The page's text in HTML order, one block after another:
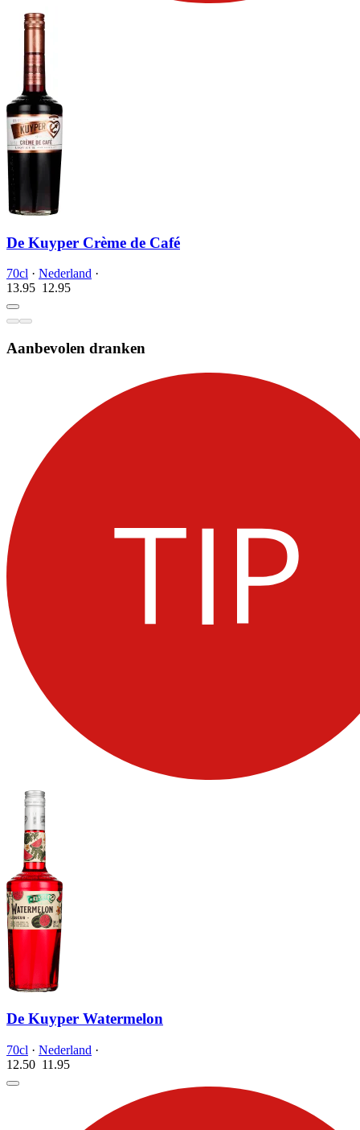
De Kuyper Crème de Café
70cl · Nederland ·
13.95 12.95
Aanbevolen dranken
De Kuyper Watermelon
70cl · Nederland ·
12.50 11.95